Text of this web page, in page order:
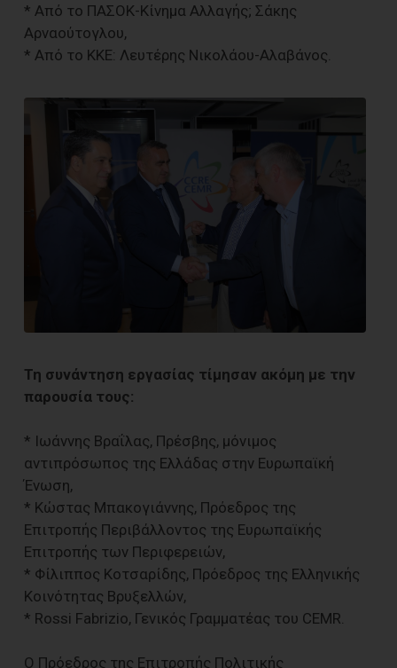
* Από το ΠΑΣΟΚ-Κίνημα Αλλαγής; Σάκης
Αρναούτογλου,
* Από το ΚΚΕ: Λευτέρης Νικολάου-Αλαβάνος.
Τη συνάντηση εργασίας τίμησαν ακόμη με την
παρουσία τους:
* Ιωάννης Βραΐλας, Πρέσβης, μόνιμος
αντιπρόσωπος της Ελλάδας στην Ευρωπαϊκή
Ένωση,
* Κώστας Μπακογιάννης, Πρόεδρος της
Επιτροπής Περιβάλλοντος της Ευρωπαϊκής
Επιτροπής των Περιφερειών,
* Φίλιππος Κοτσαρίδης, Πρόεδρος της Ελληνικής
Κοινότητας Βρυξελλών,
* Rossi Fabrizio, Γενικός Γραμματέας του CEMR.
Ο Πρόεδρος της Επιτροπής Πολιτικής